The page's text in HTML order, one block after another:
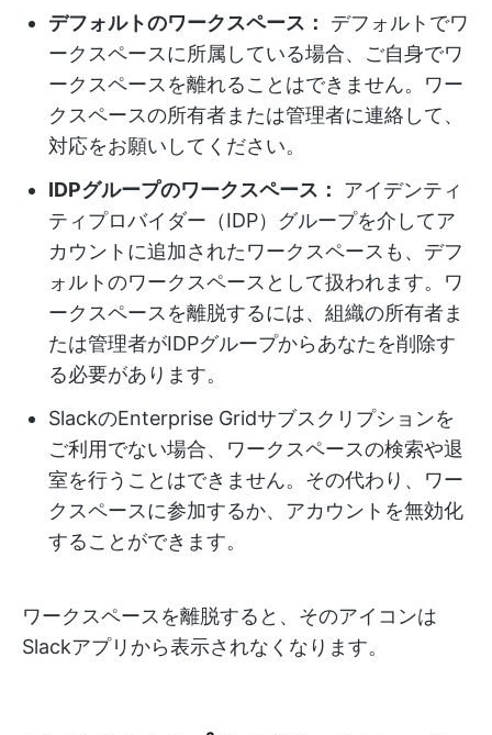
デフォルトのワークスペース：
デフォルトでワ
ークスペースに所属している場合、ご自身でワ
ークスペースを離れることはできません。ワー
クスペースの所有者または管理者に連絡して、
対応をお願いしてください。
IDPグループのワークスペース：
アイデンティ
ティプロバイダー（IDP）グループを介してア
カウントに追加されたワークスペースも、デフ
ォルトのワークスペースとして扱われます。ワ
ークスペースを離脱するには、組織の所有者ま
たは管理者がIDPグループからあなたを削除す
る必要があります。
SlackのEnterprise Gridサブスクリプションを
ご利用でない場合、ワークスペースの検索や退
室を行うことはできません。その代わり、ワー
クスペースに参加するか、アカウントを無効化
することができます。
ワークスペースを離脱すると、そのアイコンは
Slackアプリから表示されなくなります。